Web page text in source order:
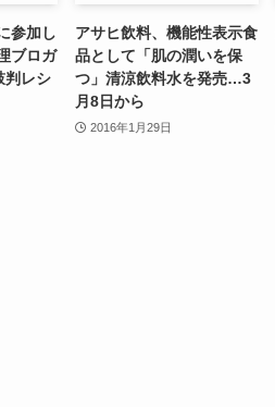
参加し
ブロガ
判レシ
アサヒ飲料、機能性表示食
品として「肌の潤いを保
つ」清涼飲料水を発売…3
月8日から
2016年1月29日